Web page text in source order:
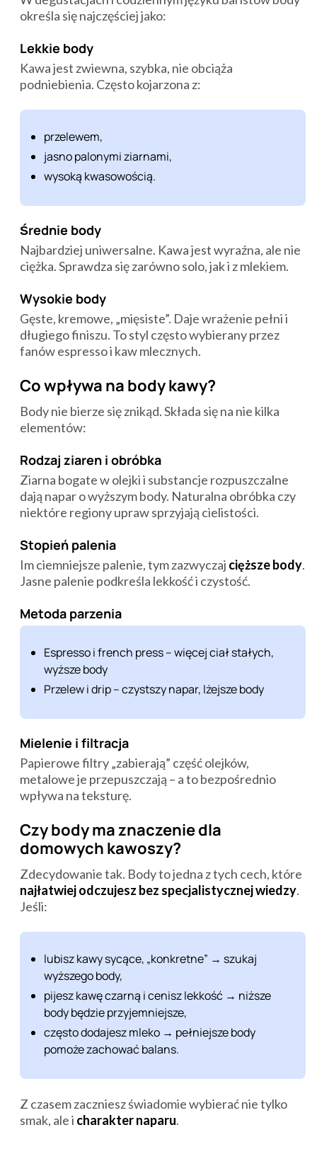
określa się najczęściej jako:
Lekkie body
Kawa jest zwiewna, szybka, nie obciąża
podniebienia. Często kojarzona z:
przelewem,
jasno palonymi ziarnami,
wysoką kwasowością.
Średnie body
Najbardziej uniwersalne. Kawa jest wyraźna, ale nie
ciężka. Sprawdza się zarówno solo, jak i z mlekiem.
Wysokie body
Gęste, kremowe, „mięsiste”. Daje wrażenie pełni i
długiego finiszu. To styl często wybierany przez
fanów espresso i kaw mlecznych.
Co wpływa na body kawy?
Body nie bierze się znikąd. Składa się na nie kilka
elementów:
Rodzaj ziaren i obróbka
Ziarna bogate w olejki i substancje rozpuszczalne
dają napar o wyższym body. Naturalna obróbka czy
niektóre regiony upraw sprzyjają cielistości.
Stopień palenia
Im ciemniejsze palenie, tym zazwyczaj cięższe body.
Jasne palenie podkreśla lekkość i czystość.
Metoda parzenia
Espresso i french press – więcej ciał stałych,
wyższe body
Przelew i drip – czystszy napar, lżejsze body
Mielenie i filtracja
Papierowe filtry „zabierają” część olejków,
metalowe je przepuszczają – a to bezpośrednio
wpływa na teksturę.
Czy body ma znaczenie dla
domowych kawoszy?
Zdecydowanie tak. Body to jedna z tych cech, które
najłatwiej odczujesz bez specjalistycznej wiedzy.
Jeśli:
lubisz kawy sycące, „konkretne” → szukaj
wyższego body,
pijesz kawę czarną i cenisz lekkość → niższe
body będzie przyjemniejsze,
często dodajesz mleko → pełniejsze body
pomoże zachować balans.
Z czasem zaczniesz świadomie wybierać nie tylko
smak, ale i charakter naparu.